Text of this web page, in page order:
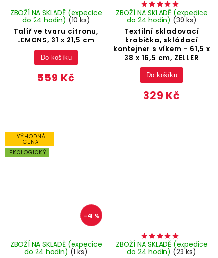
Talíř ve tvaru citronu,
LEMONS, 31 x 21,5 cm
ZBOŽÍ NA SKLADĚ (expedice
do 24 hodin) (10 ks)
559 Kč
Do košíku
Textilní skladovací
krabička, skládací
kontejner s víkem - 61,5 x
38 x 16,5 cm, ZELLER
ZBOŽÍ NA SKLADĚ (expedice
do 24 hodin) (39 ks)
329 Kč
Do košíku
VÝHODNÁ
CENA
EKOLOGICKÝ
–41 %
ZBOŽÍ NA SKLADĚ (expedice
do 24 hodin) (1 ks)
ZBOŽÍ NA SKLADĚ (expedice
do 24 hodin) (23 ks)